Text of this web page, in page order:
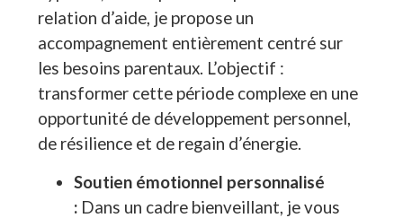
relation d’aide, je propose un
accompagnement entièrement centré sur
les besoins parentaux. L’objectif :
transformer cette période complexe en une
opportunité de développement personnel,
de résilience et de regain d’énergie.
Soutien émotionnel personnalisé
: Dans un cadre bienveillant, je vous